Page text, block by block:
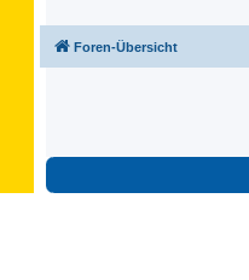
Foren-Übersicht